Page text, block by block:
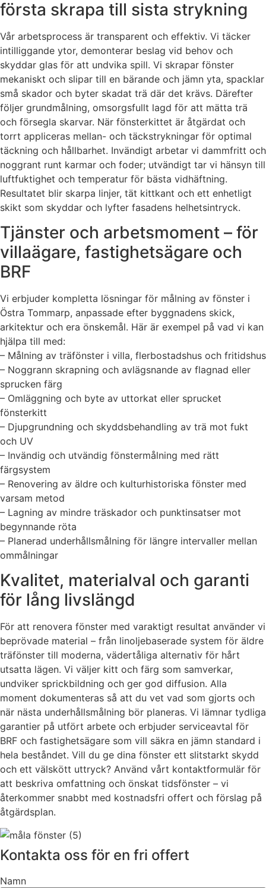
första skrapa till sista strykning
Vår arbetsprocess är transparent och effektiv. Vi täcker
intilliggande ytor, demonterar beslag vid behov och
skyddar glas för att undvika spill. Vi skrapar fönster
mekaniskt och slipar till en bärande och jämn yta, spacklar
små skador och byter skadat trä där det krävs. Därefter
följer grundmålning, omsorgsfullt lagd för att mätta trä
och försegla skarvar. När fönsterkittet är åtgärdat och
torrt appliceras mellan- och täckstrykningar för optimal
täckning och hållbarhet. Invändigt arbetar vi dammfritt och
noggrant runt karmar och foder; utvändigt tar vi hänsyn till
luftfuktighet och temperatur för bästa vidhäftning.
Resultatet blir skarpa linjer, tät kittkant och ett enhetligt
skikt som skyddar och lyfter fasadens helhetsintryck.
Tjänster och arbetsmoment – för
villaägare, fastighetsägare och
BRF
Vi erbjuder kompletta lösningar för målning av fönster i
Östra Tommarp, anpassade efter byggnadens skick,
arkitektur och era önskemål. Här är exempel på vad vi kan
hjälpa till med:
– Målning av träfönster i villa, flerbostadshus och fritidshus
– Noggrann skrapning och avlägsnande av flagnad eller
sprucken färg
– Omläggning och byte av uttorkat eller sprucket
fönsterkitt
– Djupgrundning och skyddsbehandling av trä mot fukt
och UV
– Invändig och utvändig fönstermålning med rätt
färgsystem
– Renovering av äldre och kulturhistoriska fönster med
varsam metod
– Lagning av mindre träskador och punktinsatser mot
begynnande röta
– Planerad underhållsmålning för längre intervaller mellan
ommålningar
Kvalitet, materialval och garanti
för lång livslängd
För att renovera fönster med varaktigt resultat använder vi
beprövade material – från linoljebaserade system för äldre
träfönster till moderna, vädertåliga alternativ för hårt
utsatta lägen. Vi väljer kitt och färg som samverkar,
undviker sprickbildning och ger god diffusion. Alla
moment dokumenteras så att du vet vad som gjorts och
när nästa underhållsmålning bör planeras. Vi lämnar tydliga
garantier på utfört arbete och erbjuder serviceavtal för
BRF och fastighetsägare som vill säkra en jämn standard i
hela beståndet. Vill du ge dina fönster ett slitstarkt skydd
och ett välskött uttryck? Använd vårt kontaktformulär för
att beskriva omfattning och önskat tidsfönster – vi
återkommer snabbt med kostnadsfri offert och förslag på
åtgärdsplan.
Kontakta oss för en fri offert
Namn